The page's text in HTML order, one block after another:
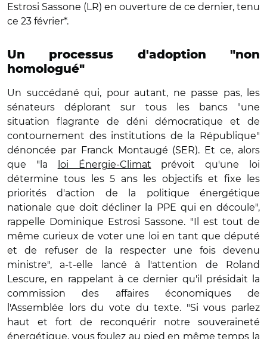
Estrosi Sassone (LR) en ouverture de ce dernier, tenu
ce 23 février*.
Un processus d'adoption "non
homologué"
Un succédané qui, pour autant, ne passe pas, les
sénateurs déplorant sur tous les bancs "une
situation flagrante de déni démocratique et de
contournement des institutions de la République"
dénoncée par Franck Montaugé (SER). Et ce, alors
que "la
loi Énergie-Climat prévoit qu'une loi
détermine tous les 5 ans les objectifs et fixe les
priorités d'action de la politique énergétique
nationale que doit décliner la PPE qui en découle",
rappelle Dominique Estrosi Sassone. "Il est tout de
même curieux de voter une loi en tant que député
et de refuser de la respecter une fois devenu
ministre", a-t-elle lancé à l'attention de Roland
Lescure, en rappelant à ce dernier qu'il présidait la
commission des affaires économiques de
l'Assemblée lors du vote du texte. "Si vous parlez
haut et fort de reconquérir notre souveraineté
énergétique, vous foulez au pied en même temps la